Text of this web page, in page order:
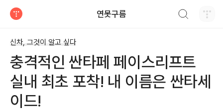
연못구름
신차, 그것이 알고 싶다
충격적인 싼타페 페이스리프트
실내 최초 포착! 내 이름은 싼타세
이드!